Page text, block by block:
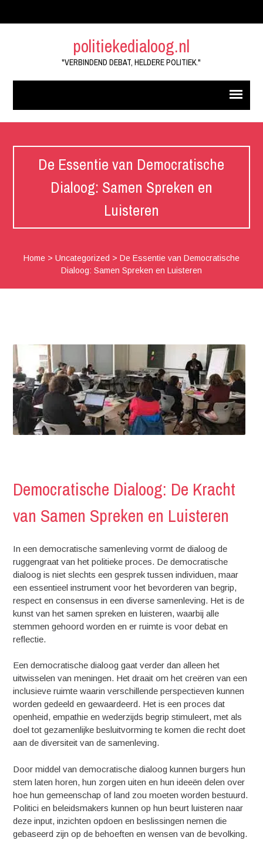
politiekedialoog.nl
"VERBINDEND DEBAT, HELDERE POLITIEK."
De Essentie van Democratische
Dialoog: Samen Spreken en
Luisteren
Home> Uncategorized > De Essentie van Democratische
Dialoog: Samen Spreken en Luisteren
Democratische Dialoog: De Kracht
van Samen Spreken en Luisteren
In een democratische samenleving vormt de dialoog de
ruggengraat van het politieke proces. De democratische
dialoog is niet slechts een gesprek tussen individuen, maar
een essentieel instrument voor het bevorderen van begrip,
respect en consensus in een diverse samenleving. Het is de
kunst van het samen spreken en luisteren, waarbij alle
stemmen gehoord worden en er ruimte is voor debat en
reflectie.
Een democratische dialoog gaat verder dan alleen het
uitwisselen van meningen. Het draait om het creëren van een
inclusieve ruimte waarin verschillende perspectieven kunnen
worden gedeeld en gewaardeerd. Het is een proces dat
openheid, empathie en wederzijds begrip stimuleert, met als
doel tot gezamenlijke besluitvorming te komen die recht doet
aan de diversiteit van de samenleving.
Door middel van democratische dialoog kunnen burgers hun
stem laten horen, hun zorgen uiten en hun ideeën delen over
hoe hun gemeenschap of land zou moeten worden bestuurd.
Politici en beleidsmakers kunnen op hun beurt luisteren naar
deze input, inzichten opdoen en beslissingen nemen die
gebaseerd zijn op de behoeften en wensen van de bevolking.